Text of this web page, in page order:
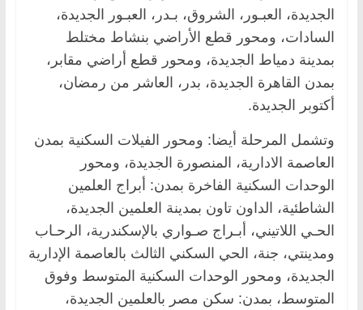
الجديدة، العبـور، الشروق، بـدر، العبـور الجديدة،
السادات، ومحور قطع الأراضي بنشاط مختلط
‏بمدينة دمياط الجديدة، ومحور قطع أراضي مقابر،
بمدن القاهرة الجديدة، بدر، العاشر من رمضان،
‏أكتوبر الجديدة.
وتشمل المرحلة أيضا: ومحور الفيلات السكنية بمدن
العاصمة الادارية، المنصورة الجديدة، ومحور
الوحدات ‏السكنية الفاخرة بمدن: أبراج العلمين
الشاطئية، الداون تاون بمدينة العلمين الجديدة،
الحـي اللاتيني، ‏أبـراج صـواري بالإسكندرية، الرحـاب
ومدينتي، جنة، الحي السكني الثالث بالعاصمة الإدارية
الجديدة، ‏ومحور الوحدات السكنية المتوسط وفوق
المتوسط، بمدن: سكن مصر بالعلمين الجديدة،